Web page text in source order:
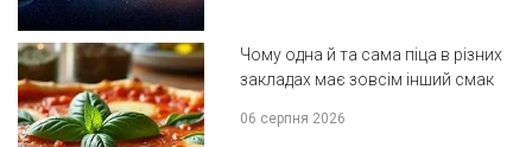
Чому одна й та сама піца в різних
закладах має зовсім інший смак
06 серпня 2026